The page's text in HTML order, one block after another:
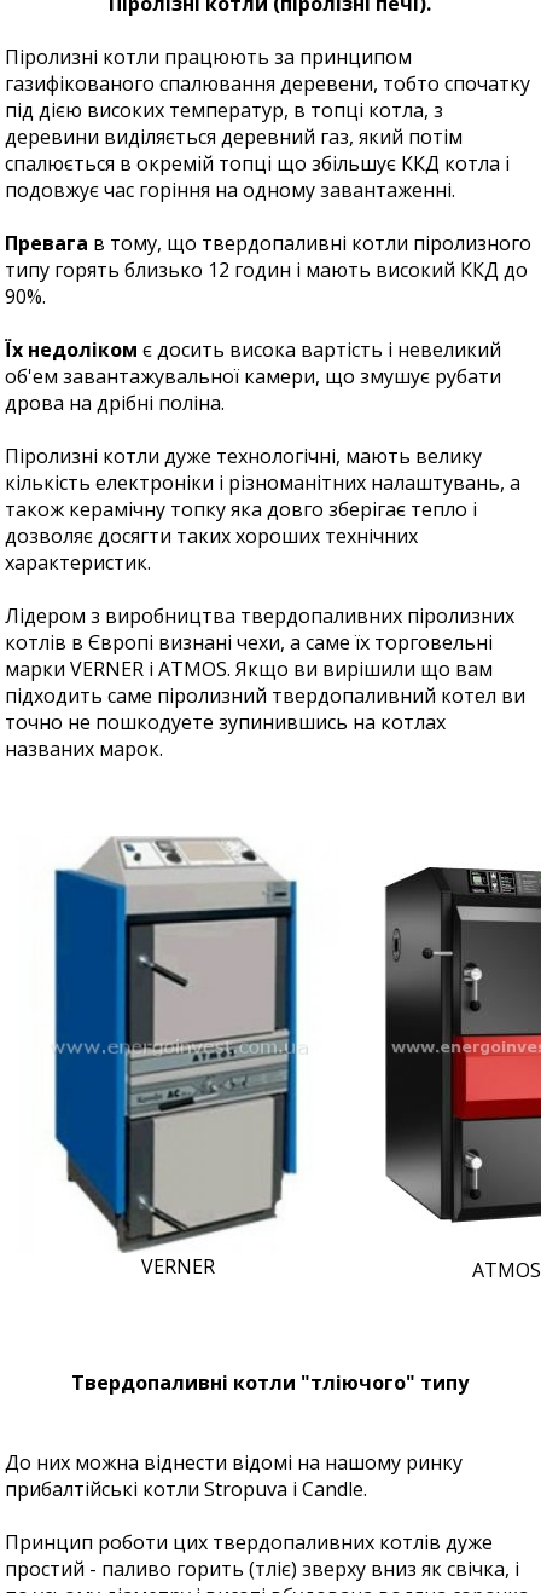
Піролизні котли працюють за принципом
газифікованого спалювання деревени, тобто спочатку
під дією високих температур, в топці котла, з
деревини виділяється деревний газ, який потім
спалюється в окремій топці що збільшує ККД котла і
подовжує час горіння на одному завантаженні.
Превага в тому, що твердопаливні котли піролизного
типу горять близько 12 годин і мають високий ККД до
90%.
Їх недоліком є досить висока вартість і невеликий
об'ем завантажувальної камери, що змушує рубати
дрова на дрібні поліна.
Піролизні котли дуже технологічні, мають велику
кількість електроніки і різноманітних налаштувань, а
також керамічну топку яка довго зберігає тепло і
дозволяє досягти таких хороших технічних
характеристик.
Лідером з виробництва твердопаливних піролизних
котлів в Європі визнані чехи, а саме їх торговельні
марки VERNER і ATMOS. Якщо ви вирішили що вам
підходить саме піролизний твердопаливний котел ви
точно не пошкодуете зупинившись на котлах
названих марок.
VERNER ATMOS
Твердопаливні котли "тліючого" типу
До них можна віднести відомі на нашому ринку
прибалтійські котли Stropuva і Candle.
Принцип роботи цих твердопаливних котлів дуже
простий - паливо горить (тліє) зверху вниз як свічка, і